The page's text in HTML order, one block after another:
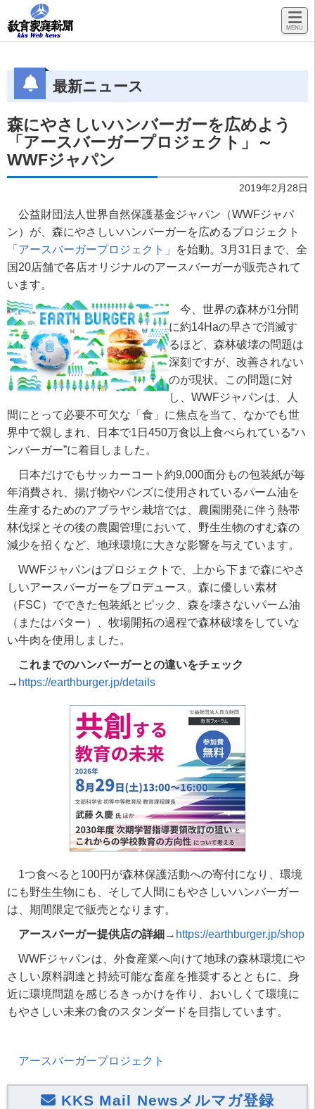
最新ニュース
森にやさしいハンバーガーを広めよう
「アースバーガープロジェクト」～
WWFジャパン
2019年2月28日
公益財団法人世界自然保護基金ジャパン（WWFジャパ
ン）が、森にやさしいハンバーガーを広めるプロジェクト
「アースバーガープロジェクト」
を始動。3月31日まで、全
国20店舗で各店オリジナルのアースバーガーが販売されて
います。
今、世界の森林が1分間
に約14Haの早さで消滅す
るほど、森林破壊の問題は
深刻ですが、改善されない
のが現状。この問題に対
し、WWFジャパンは、人
間にとって必要不可欠な「食」に焦点を当て、なかでも世
界中で親しまれ、日本で1日450万食以上食べられている“ハ
ンバーガー”に着目しました。
日本だけでもサッカーコート約9,000面分もの包装紙が毎
年消費され、揚げ物やバンズに使用されているパーム油を
生産するためのアブラヤシ栽培では、農園開発に伴う熱帯
林伐採とその後の農園管理において、野生生物のすむ森の
減少を招くなど、地球環境に大きな影響を与えています。
WWFジャパンはプロジェクトで、上から下まで森にやさ
しいアースバーガーをプロデュース。森に優しい素材
（FSC）でできた包装紙とピック、森を壊さないパーム油
（またはバター）、牧場開拓の過程で森林破壊をしていな
い牛肉を使用しました。
これまでのハンバーガーとの違いをチェック
→ https://earthburger.jp/details
1つ食べると100円が森林保護活動への寄付になり、環境
にも野生生物にも、そして人間にもやさしいハンバーガー
は、期間限定で販売となります。
アースバーガー提供店の詳細 → https://earthburger.jp/shop
WWFジャパンは、外食産業へ向けて地球の森林環境にや
さしい原料調達と持続可能な畜産を推奨するとともに、身
近に環境問題を感じるきっかけを作り、おいしくて環境に
もやさしい未来の食のスタンダードを目指しています。
アースバーガープロジェクト
KKS Mail Newsメルマガ登録